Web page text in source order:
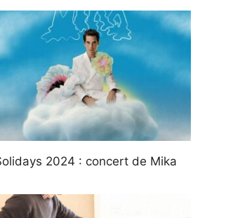
2024 : concert de Mika